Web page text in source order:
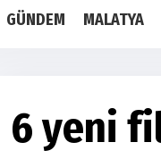
GÜNDEM MALATYA
6 yeni